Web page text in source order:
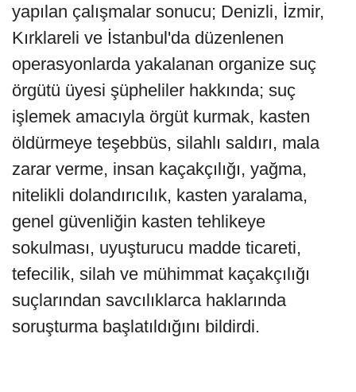
yapılan çalışmalar sonucu; Denizli, İzmir,
Kırklareli ve İstanbul'da düzenlenen
operasyonlarda yakalanan organize suç
örgütü üyesi şüpheliler hakkında; suç
işlemek amacıyla örgüt kurmak, kasten
öldürmeye teşebbüs, silahlı saldırı, mala
zarar verme, insan kaçakçılığı, yağma,
nitelikli dolandırıcılık, kasten yaralama,
genel güvenliğin kasten tehlikeye
sokulması, uyuşturucu madde ticareti,
tefecilik, silah ve mühimmat kaçakçılığı
suçlarından savcılıklarca haklarında
soruşturma başlatıldığını bildirdi.